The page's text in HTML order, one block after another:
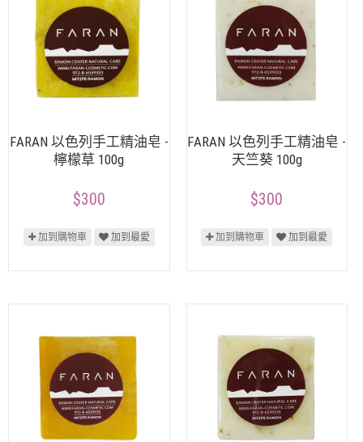
FARAN 以色列手工精油皂 -
檸檬草 100g
$300
加到購物車 加到最愛
FARAN 以色列手工精油皂 -
天竺葵 100g
$300
加到購物車 加到最愛